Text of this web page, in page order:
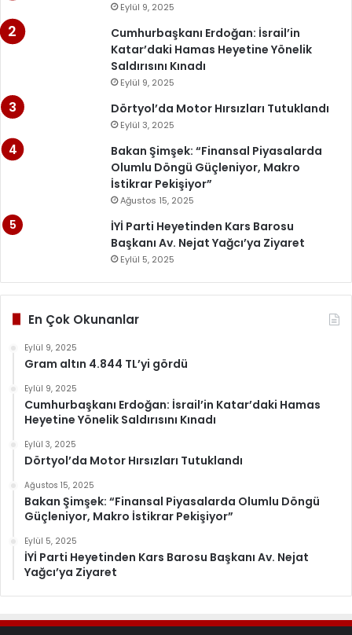
Eylül 9, 2025
Cumhurbaşkanı Erdoğan: İsrail’in
Katar’daki Hamas Heyetine Yönelik
Saldırısını Kınadı
Eylül 9, 2025
Dörtyol’da Motor Hırsızları Tutuklandı
Eylül 3, 2025
Bakan Şimşek: “Finansal Piyasalarda
Olumlu Döngü Güçleniyor, Makro
İstikrar Pekişiyor”
Ağustos 15, 2025
İYİ Parti Heyetinden Kars Barosu
Başkanı Av. Nejat Yağcı’ya Ziyaret
Eylül 5, 2025
En Çok Okunanlar
Eylül 9, 2025
Gram altın 4.844 TL’yi gördü
Eylül 9, 2025
Cumhurbaşkanı Erdoğan: İsrail’in Katar’daki Hamas
Heyetine Yönelik Saldırısını Kınadı
Eylül 3, 2025
Dörtyol’da Motor Hırsızları Tutuklandı
Ağustos 15, 2025
Bakan Şimşek: “Finansal Piyasalarda Olumlu Döngü
Güçleniyor, Makro İstikrar Pekişiyor”
Eylül 5, 2025
İYİ Parti Heyetinden Kars Barosu Başkanı Av. Nejat
Yağcı’ya Ziyaret